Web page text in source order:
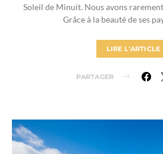
Soleil de Minuit. Nous avons
Grâce à la beauté de ses
LIRE L'ARTICLE
PARTAGER